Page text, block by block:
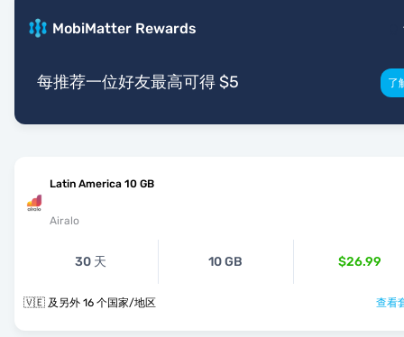
MobiMatter Rewards
每推荐一位好友最高可得 $5 了
Latin America 10 GB
Airalo
30 天 10 GB $26.99
🇻🇪 及另外 16 个国家/地区 查看